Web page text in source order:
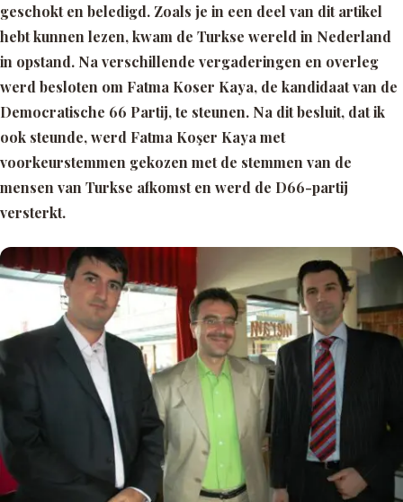
geschokt en beledigd. Zoals je in een deel van dit artikel
hebt kunnen lezen, kwam de Turkse wereld in Nederland
in opstand. Na verschillende vergaderingen en overleg
werd besloten om Fatma Koser Kaya, de kandidaat van de
Democratische 66 Partij, te steunen. Na dit besluit, dat ik
ook steunde, werd Fatma Koşer Kaya met
voorkeurstemmen gekozen met de stemmen van de
mensen van Turkse afkomst en werd de D66-partij
versterkt.